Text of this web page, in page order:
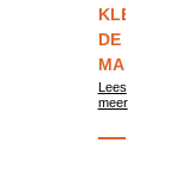
KLEREN
DE
MAN
Lees
meer